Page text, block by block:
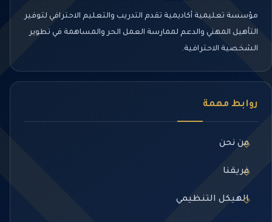
مؤسسة تعليمية أكاديمية تقدم التدريب والتعليم الاحترافي لتوفير
التأهيل المهني والدعم لممارسة العمل الحر والمساهمة في تطوير
الشخصية الاحترافية.
روابط مهمة
من نحن
فريقنا
الهيكل التنظيمي